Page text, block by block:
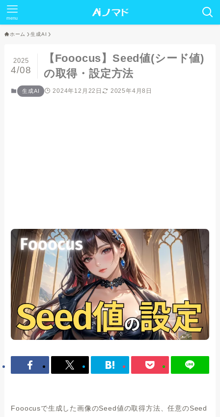
menu
ホーム 生成AI
【Fooocus】Seed値(シード値)
の取得・設定方法
2025
4/08
生成AI 2024年12月22日 2025年4月8日
Fooocusで生成した画像のSeed値の取得方法、任意のSeed